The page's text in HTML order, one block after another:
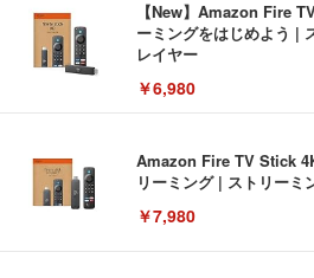
【New】Amazon Fire
ーミングをはじめよう |
レイヤー
￥6,980
Amazon Fire TV Stick
リーミング | ストリーミ
￥7,980